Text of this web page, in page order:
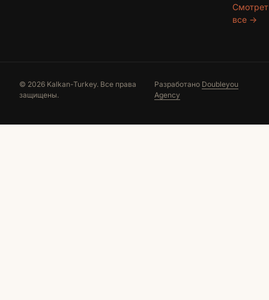
все →
© 2026 Kalkan-Turkey. Все права
защищены.
Разработано Doubleyou
Agency